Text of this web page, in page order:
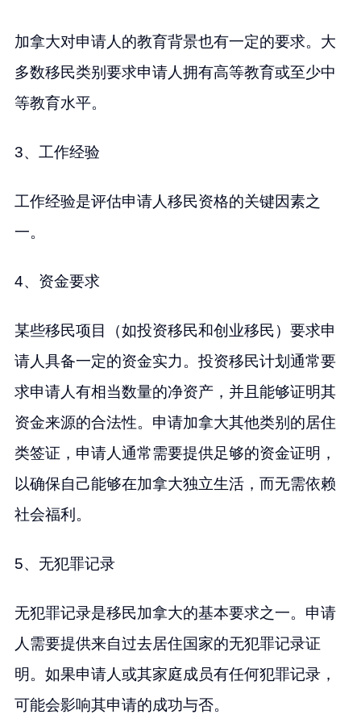
加拿大对申请人的教育背景也有一定的要求。大
多数移民类别要求申请人拥有高等教育或至少中
等教育水平。
3、工作经验
工作经验是评估申请人移民资格的关键因素之
一。
4、资金要求
某些移民项目（如投资移民和创业移民）要求申
请人具备一定的资金实力。投资移民计划通常要
求申请人有相当数量的净资产，并且能够证明其
资金来源的合法性。申请加拿大其他类别的居住
类签证，申请人通常需要提供足够的资金证明，
以确保自己能够在加拿大独立生活，而无需依赖
社会福利。
5、无犯罪记录
无犯罪记录是移民加拿大的基本要求之一。申请
人需要提供来自过去居住国家的无犯罪记录证
明。如果申请人或其家庭成员有任何犯罪记录，
可能会影响其申请的成功与否。